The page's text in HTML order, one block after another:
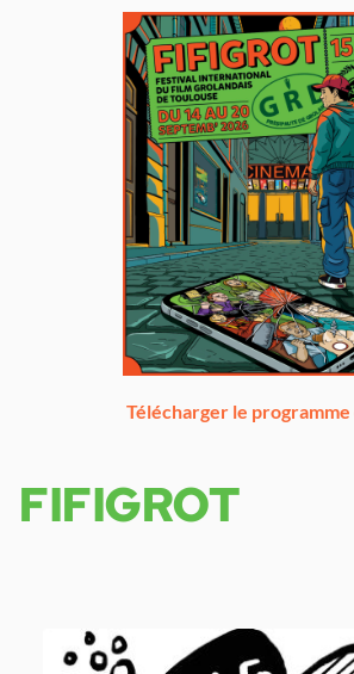
FIFIGROT
Télécharger le